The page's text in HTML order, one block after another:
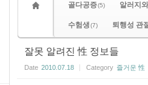
골다공증(5) 알러지
수험생(7) 퇴행성 관
잘못 알려진 性 정보들
Date 2010.07.18 Category 즐거운 性